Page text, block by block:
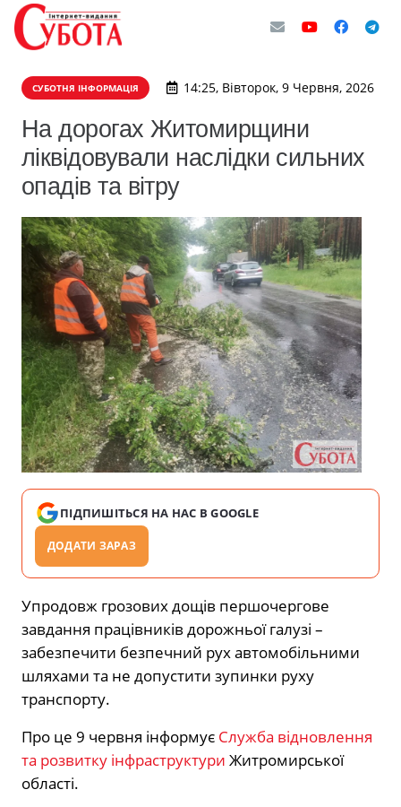
СУБОТНЯ ІНФОРМАЦІЯ 14:25, Вівторок, 9 Червня, 2026
На дорогах Житомирщини
ліквідовували наслідки сильних
опадів та вітру
ПІДПИШІТЬСЯ НА НАС В GOOGLE
ДОДАТИ ЗАРАЗ
Упродовж грозових дощів першочергове
завдання працівників дорожньої галузі –
забезпечити безпечний рух автомобільними
шляхами та не допустити зупинки руху
транспорту.
Про це 9 червня інформує Служба відновлення
та розвитку інфраструктури Житромирської
області.